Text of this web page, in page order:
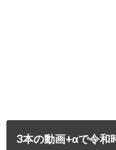
3本の動画+αで令和